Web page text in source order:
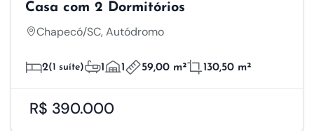
Casa com 2 Dormitórios
Chapecó/SC, Autódromo
2(1 suíte) 1 1 59,00 m² 130,50 m²
R$ 390.000